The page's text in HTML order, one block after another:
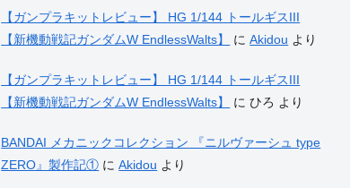
【ガンプラキットレビュー】 HG 1/144 トールギスIII
【新機動戦記ガンダムW EndlessWalts】
にAkidou より
【ガンプラキットレビュー】 HG 1/144 トールギスIII
【新機動戦記ガンダムW EndlessWalts】
にひろ より
BANDAI メカニックコレクション 『ニルヴァーシュ type
ZERO』製作記① にAkidou より